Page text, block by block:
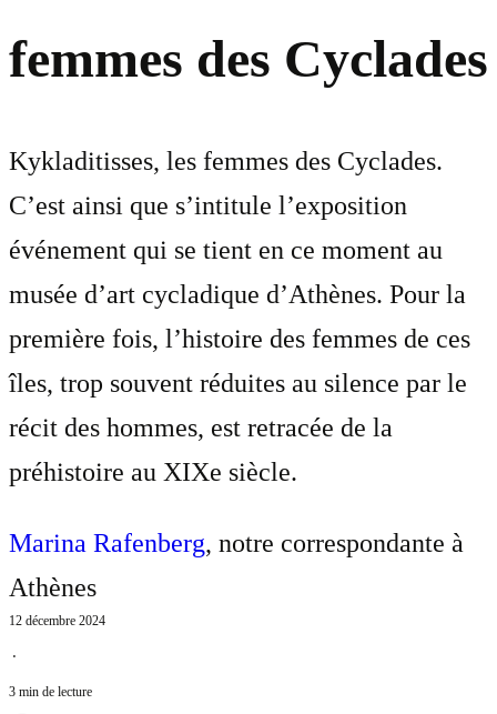
femmes des Cyclades
Kykladitisses, les femmes des Cyclades.
C’est ainsi que s’intitule l’exposition
événement qui se tient en ce moment au
musée d’art cycladique d’Athènes. Pour la
première fois, l’histoire des femmes de ces
îles, trop souvent réduites au silence par le
récit des hommes, est retracée de la
préhistoire au XIXe siècle.
Marina Rafenberg, notre correspondante à
Athènes
12 décembre 2024
⋅
3 min de lecture